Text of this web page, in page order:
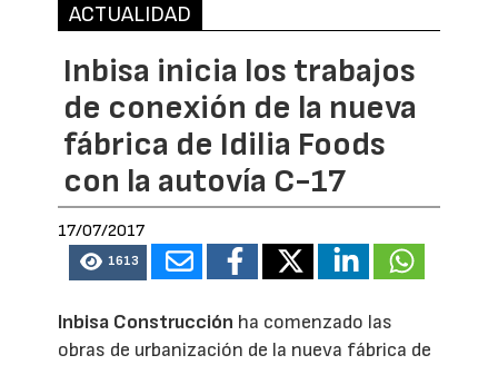
ACTUALIDAD
Inbisa inicia los trabajos
de conexión de la nueva
fábrica de Idilia Foods
con la autovía C-17
17/07/2017
1613
Inbisa Construcción ha comenzado las
obras de urbanización de la nueva fábrica de